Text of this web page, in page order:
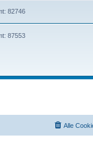
82746
87553
Alle